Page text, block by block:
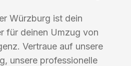
Würzburg ist dein
für deinen Umzug von
Vertraue auf unsere
unsere professionelle